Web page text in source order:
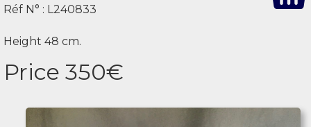
Réf N° : L240833
Height 48 cm.
Price 350€